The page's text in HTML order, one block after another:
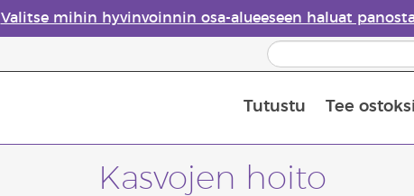
Valitse mihin hyvinvoinnin osa-alueeseen haluat
Tutustu Tee
Kasvojen hoito